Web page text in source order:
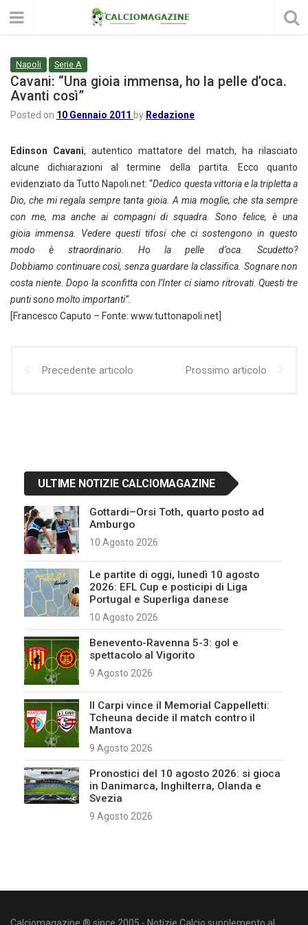
Napoli Serie A
Cavani: “Una gioia immensa, ho la pelle d’oca.
Avanti così”
Posted on 10 Gennaio 2011 by Redazione
Edinson Cavani, autentico mattatore del match, ha rilasciato
alcune dichiarazioni al termine della partita. Ecco quanto
evidenziato da Tutto Napoli.net: “Dedico questa vittoria e la tripletta a
Dio, che mi regala sempre tanta gioia. A mia moglie, che sta sempre
con me, ma anche ai compagni di squadra. Sono felice, è una
gioia immensa. Vedere questi tifosi che ci sostengono in questo
modo è straordinario. Ho la pelle d’oca. Scudetto?
Dobbiamo continuare così, senza guardare la classifica. Sognare non
costa niente. Dopo la sconfitta con l’Inter ci siamo ritrovati. Questi tre
punti sono molto importanti”.
[Francesco Caputo – Fonte: www.tuttonapoli.net]
Precedente articolo Prossimo articolo
ULTIME NOTIZIE CALCIOMAGAZINE
Gottardi–Orsi Toth, quarto posto ad
Amburgo
10 Agosto 2026
Le partite di oggi, lunedì 10 agosto
2026: EFL Cup e posticipi di Liga
Portugal e Superliga danese
10 Agosto 2026
Benevento-Ravenna 5-3: gol e
spettacolo al Vigorito
9 Agosto 2026
Il Carpi vince il Memorial Cappelletti:
Tcheuna decide il match contro il
Mantova
9 Agosto 2026
Pronostici del 10 agosto 2026: si gioca
in Danimarca, Inghilterra, Olanda e
Svezia
9 Agosto 2026